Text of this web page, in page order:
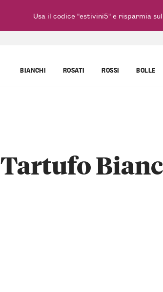
BIANCHI ROSATI ROSSI BOLLE
Tartufo
Usa il codice "estivini5" e risparmia